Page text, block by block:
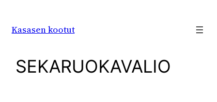
Kasasen kootut
SEKARUOKAVALIO